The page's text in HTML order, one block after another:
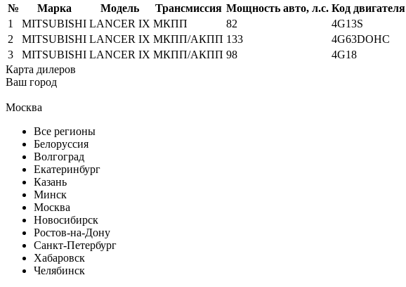
№
Марка Модель Трансмиссия Мощность авто, л.с. Код двигателя
1
MITSUBISHI LANCER IX МКПП 82 4G13S
2
MITSUBISHI LANCER IX МКПП/АКПП 133 4G63DOHC
3
MITSUBISHI LANCER IX МКПП/АКПП 98 4G18
Карта дилеров
Ваш город
Москва
Все регионы
Белоруссия
Волгоград
Екатеринбург
Казань
Минск
Москва
Новосибирск
Ростов-на-Дону
Санкт-Петербург
Хабаровск
Челябинск